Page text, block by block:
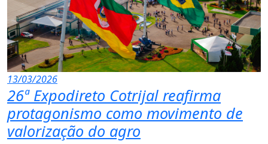
13/03/2026
26ª Expodireto Cotrijal reafirma
protagonismo como movimento de
valorização do agro